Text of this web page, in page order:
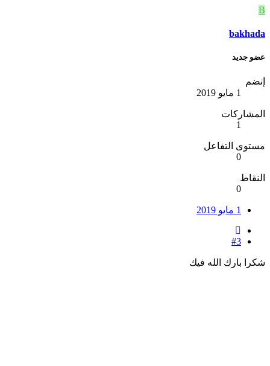
B
bakhada
عضو جديد
إنضم
1 مايو 2019
المشاركات
1
مستوى التفاعل
0
النقاط
0
1 مايو 2019
#3
شكرا بارك الله فيك